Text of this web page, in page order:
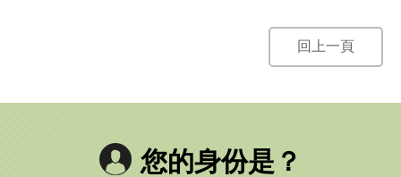
回上一頁
您的身份是？